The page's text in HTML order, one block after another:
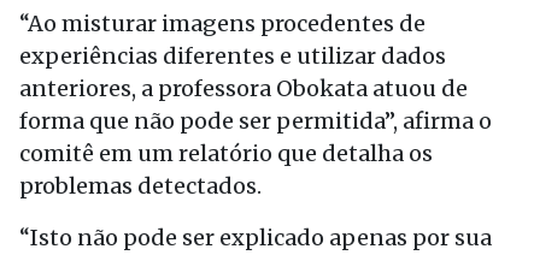
“Ao misturar imagens procedentes de
experiências diferentes e utilizar dados
anteriores, a professora Obokata atuou de
forma que não pode ser permitida”, afirma o
comitê em um relatório que detalha os
problemas detectados.
“Isto não pode ser explicado apenas por sua